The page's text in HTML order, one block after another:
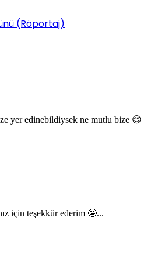
(Röportaj)
yer edinebildiysek ne mutlu bize 😊
için teşekkür ederim 🤩...